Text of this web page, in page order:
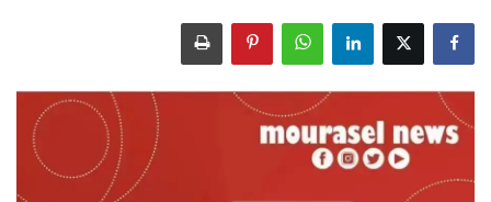
اقتصاد
علوم وتكنولوجيا
رياضة